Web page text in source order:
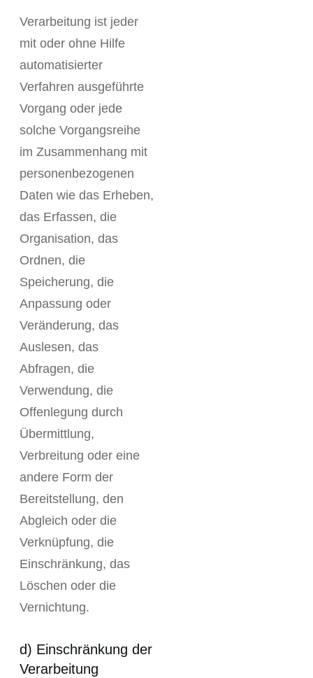
Verarbeitung ist jeder
mit oder ohne Hilfe
automatisierter
Verfahren ausgeführte
Vorgang oder jede
solche Vorgangsreihe
im Zusammenhang mit
personenbezogenen
Daten wie das Erheben,
das Erfassen, die
Organisation, das
Ordnen, die
Speicherung, die
Anpassung oder
Veränderung, das
Auslesen, das
Abfragen, die
Verwendung, die
Offenlegung durch
Übermittlung,
Verbreitung oder eine
andere Form der
Bereitstellung, den
Abgleich oder die
Verknüpfung, die
Einschränkung, das
Löschen oder die
Vernichtung.
d) Einschränkung der
Verarbeitung